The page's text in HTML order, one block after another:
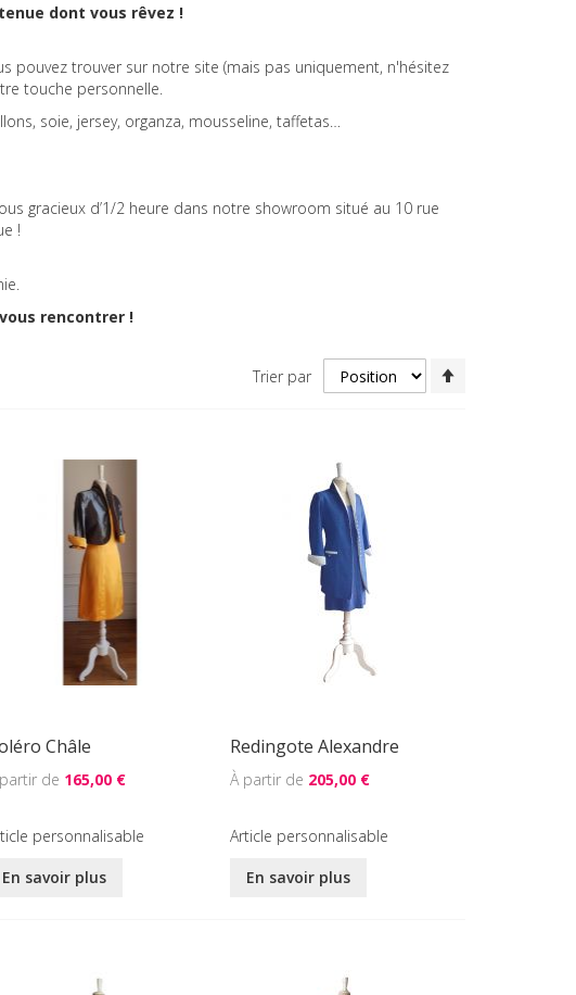
dont vous rêvez !
pouvez trouver sur notre site (mais pas uniquement, n'hésitez
touche personnelle.
soie, jersey, organza, mousseline, taffetas…
gracieux d’1/2 heure dans notre showroom situé au 10 rue
!
rencontrer !
Trier par
Châle
165,00 €
personnalisable
En savoir plus
Redingote Alexandre
205,00 €
Article personnalisable
En savoir plus